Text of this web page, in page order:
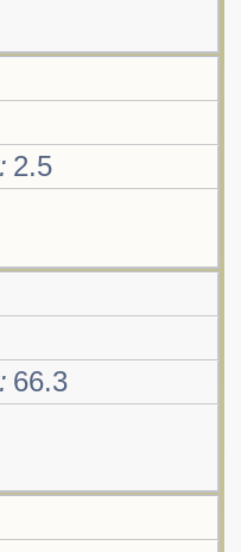
2.5
66.3